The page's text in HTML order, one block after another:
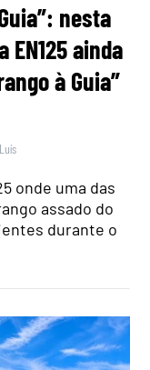
nesta
ainda
à Guia”
onde uma das
assado do
durante o